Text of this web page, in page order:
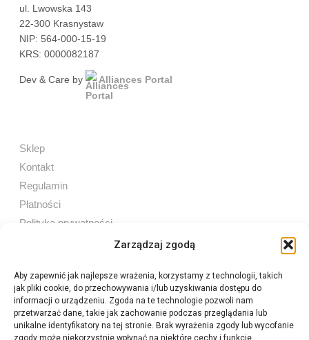
Zarządzaj zgodą
Aby zapewnić jak najlepsze wrażenia, korzystamy z technologii, takich
jak pliki cookie, do przechowywania i/lub uzyskiwania dostępu do
informacji o urządzeniu. Zgoda na te technologie pozwoli nam
przetwarzać dane, takie jak zachowanie podczas przeglądania lub
unikalne identyfikatory na tej stronie. Brak wyrażenia zgody lub wycofanie
zgody może niekorzystnie wpłynąć na niektóre cechy i funkcje.
ul. Lwowska 143
22-300 Krasnystaw
NIP: 564-000-15-19
KRS: 0000082187
Dev & Care by Alliances Portal
Sklep
Kontakt
Regulamin
Płatności
Polityka prywatności
Sprzedaż internetowa
Tel:605 603 753